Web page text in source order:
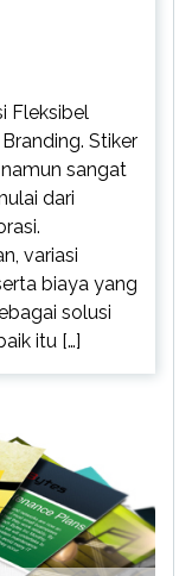
Fleksibel
Stiker
sangat
dari
variasi
biaya yang
solusi
itu […]